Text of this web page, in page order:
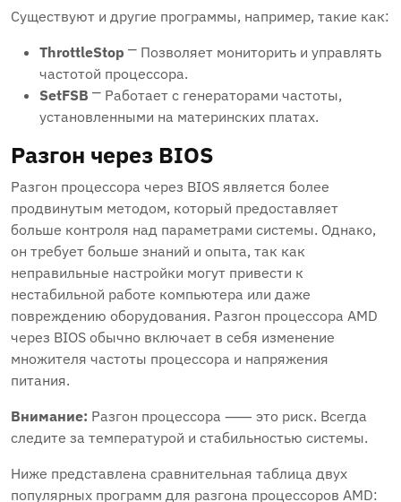
Существуют и другие программы, например, такие как:
ThrottleStop ⎻ Позволяет мониторить и управлять
частотой процессора.
SetFSB ⎻ Работает с генераторами частоты,
установленными на материнских платах.
Разгон через BIOS
Разгон процессора через BIOS является более
продвинутым методом, который предоставляет
больше контроля над параметрами системы. Однако,
он требует больше знаний и опыта, так как
неправильные настройки могут привести к
нестабильной работе компьютера или даже
повреждению оборудования. Разгон процессора AMD
через BIOS обычно включает в себя изменение
множителя частоты процессора и напряжения
питания.
Внимание: Разгон процессора ⸺ это риск. Всегда
следите за температурой и стабильностью системы.
Ниже представлена сравнительная таблица двух
популярных программ для разгона процессоров AMD: